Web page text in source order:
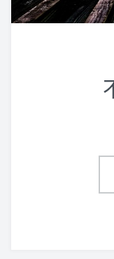
標示牌系列